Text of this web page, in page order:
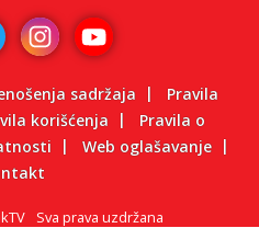
sadržaja
Pravila
korišćenja
Pravila o
Web oglašavanje
Sva prava uzdržana